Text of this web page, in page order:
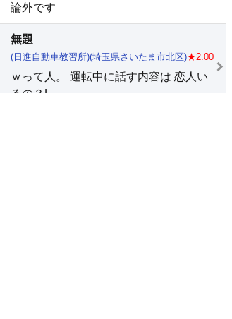
論外です
無題
(日進自動車教習所)(埼玉県さいたま市北区)★2.00
ｗって人。 運転中に話す内容は 恋人い
るの？L...